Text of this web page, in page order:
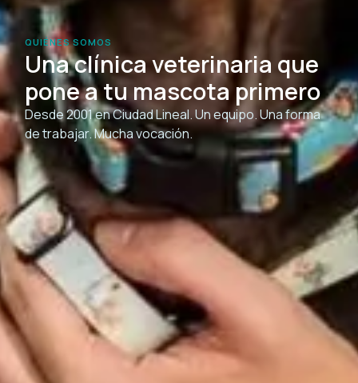
QUIÉNES SOMOS
Una clínica veterinaria que
pone a tu mascota primero
Desde 2001 en Ciudad Lineal. Un equipo. Una forma
de trabajar. Mucha vocación.